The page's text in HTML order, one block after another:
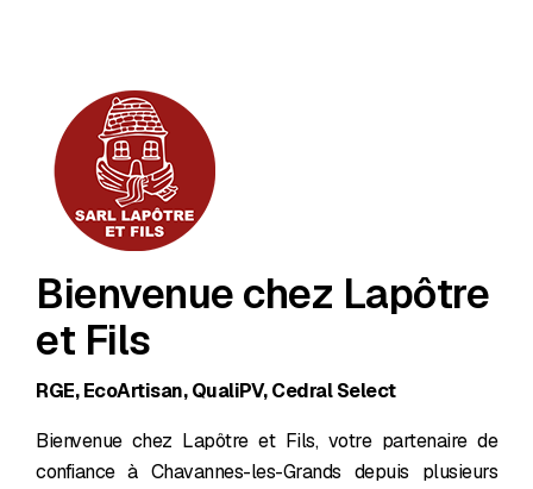
Bienvenue chez Lapôtre
et Fils
RGE, EcoArtisan, QualiPV, Cedral Select
Bienvenue chez Lapôtre et Fils, votre partenaire de
confiance à Chavannes-les-Grands depuis plusieurs